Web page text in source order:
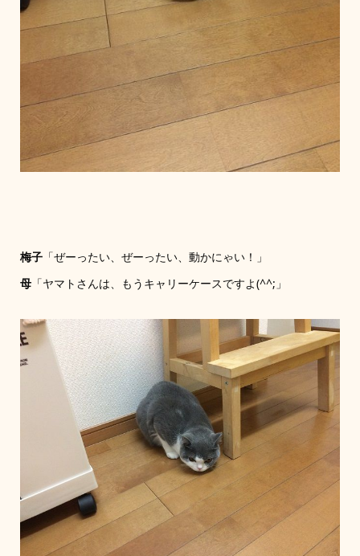
梅子「ぜーったい、ぜーったい、動かにゃい！」
母「ヤマトさんは、もうキャリーケースですよ(^^;」